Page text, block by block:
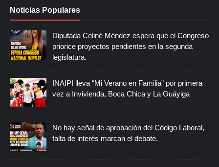
Noticias Populares
Diputada Celiné Méndez espera que el Congreso
priorice proyectos pendientes en la segunda
legislatura.
INAIPI lleva “Mi Verano en Familia” por primera
vez a Invivienda, Boca Chica y La Guáyiga
No hay señal de aprobación del Código Laboral,
falta de interés marcan el debate.